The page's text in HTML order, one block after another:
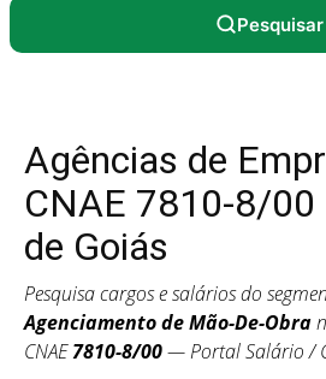
Pesquisar
Agências de
CNAE 7810-8/
de Goiás
Pesquisa cargos e salários do
Agenciamento de Mão-De-Obra
CNAE7810-8/00— Portal Salário /